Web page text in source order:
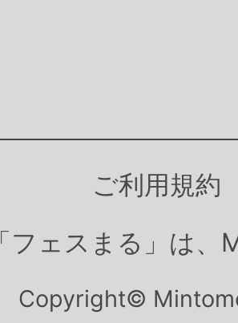
ご利用規約
「フェスまる」は
Copyright©